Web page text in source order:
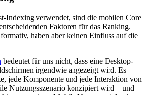
Indexing verwendet, sind die mobilen Core
Faktoren für das Ranking.
haben aber keinen Einfluss auf die
bedeutet für uns nicht, dass eine Desktop-
irgendwie angezeigt wird. Es
jede Komponente und jede Interaktion von
Nutzungsszenario konzipiert wird – und